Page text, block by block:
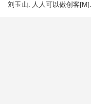
刘玉山. 人人可以做创客